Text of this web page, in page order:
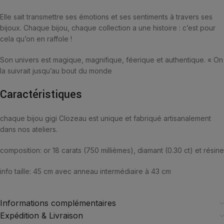
Elle sait transmettre ses émotions et ses sentiments à travers ses
bijoux. Chaque bijou, chaque collection a une histoire : c’est pour
cela qu’on en raffole !
Son univers est magique, magnifique, féerique et authentique. « On
la suivrait jusqu’au bout du monde
Caractéristiques
chaque bijou gigi Clozeau est unique et fabriqué artisanalement
dans nos ateliers.
composition: or 18 carats (750 millièmes), diamant (0.30 ct) et résine
info taille: 45 cm avec anneau intermédiaire à 43 cm
Informations complémentaires
Expédition & Livraison